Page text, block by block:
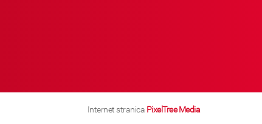
Internet stranica PixelTree Media